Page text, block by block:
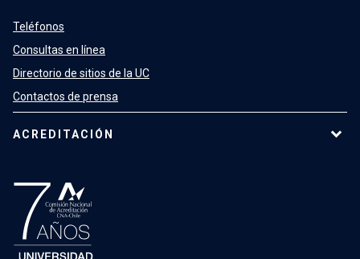
Teléfonos
Consultas en línea
Directorio de sitios de la UC
Contactos de prensa
ACREDITACIÓN